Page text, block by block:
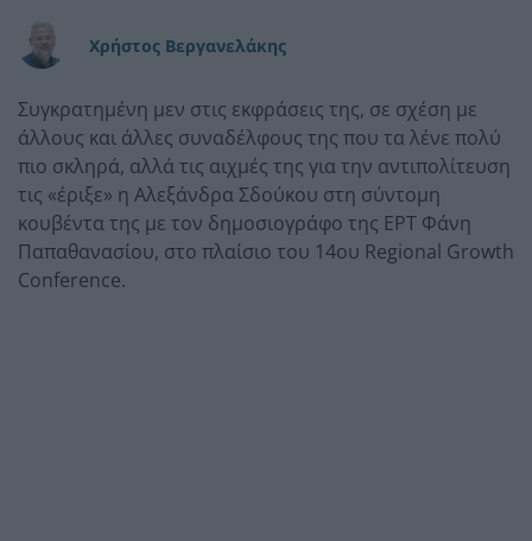
Χρήστος Βεργανελάκης
Συγκρατημένη μεν στις εκφράσεις της, σε σχέση με
άλλους και άλλες συναδέλφους της που τα λένε πολύ
πιο σκληρά, αλλά τις αιχμές της για την αντιπολίτευση
τις «έριξε» η Αλεξάνδρα Σδούκου στη σύντομη
κουβέντα της με τον δημοσιογράφο της ΕΡΤ Φάνη
Παπαθανασίου, στο πλαίσιο του 14ου Regional Growth
Conference.